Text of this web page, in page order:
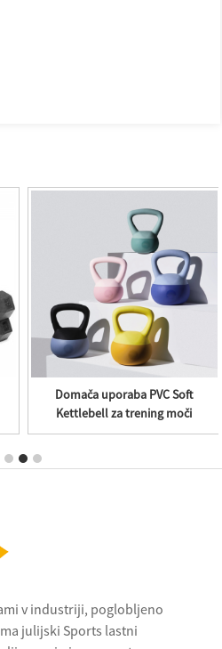
JulijFit 50 lb nastavljiv set
dumbbell
v industriji, poglobljeno
julijski Sports lastni